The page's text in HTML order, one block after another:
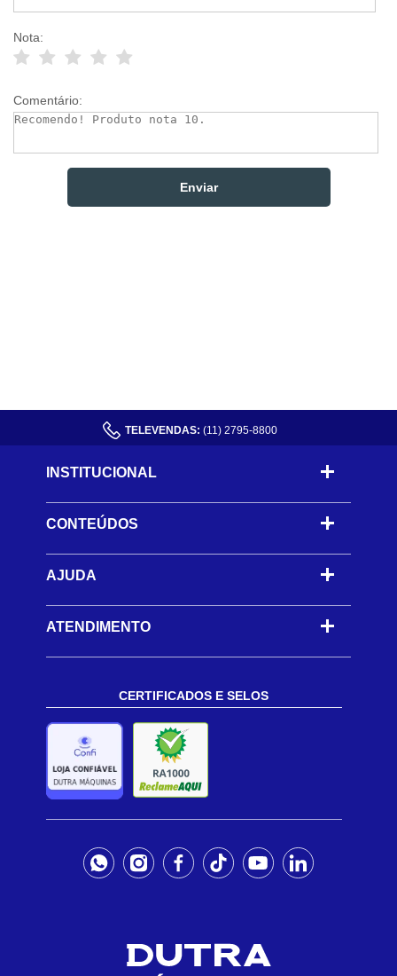
Nota:
Comentário:
TELEVENDAS: (11) 2795-8800
INSTITUCIONAL
CONTEÚDOS -
AJUDA -
ATENDIMENTO
CERTIFICADOS E SELOS